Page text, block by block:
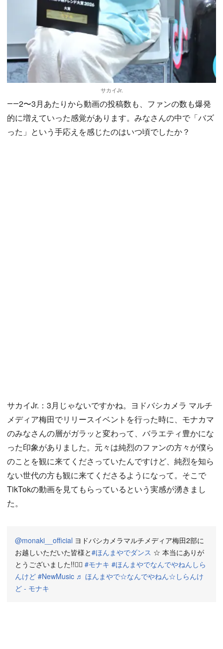
サカイJr.
――2〜3月あたりから動画の投稿数も、ファンの数も爆発
的に増えていった感覚があります。みなさんの中で「バズ
った」という手応えを感じたのはいつ頃でしたか？
サカイJr.：3月じゃないですかね。ヨドバシカメラ マルチ
メディア梅田でリリースイベントを行った時に、モナカマ
のみなさんの層がガラッと変わって、バラエティ豊かにな
った印象がありました。元々は純烈のファンの方々が僕ら
のことを観に来てくださっていたんですけど、純烈を知ら
ない世代の方も観に来てくださるようになって。そこで
TikTokの動画を見てもらっているという実感が湧きまし
た。
@monaki__official ヨドバシカメラマルチメディア梅田2部に
お越しいただいた皆様と#ほんまやでダンス ☆ 本当にありが
とうございました!!🙇‍♀️ #モナキ #ほんまやでなんでやねんしら
んけど #NewMusic ♬ ほんまやで☆なんでやねん☆しらんけ
ど - モナキ